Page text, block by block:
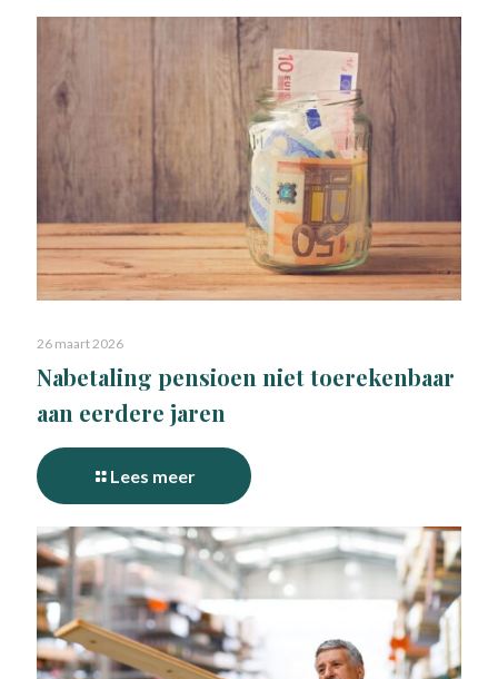
26 maart 2026
Nabetaling pensioen niet toerekenbaar
aan eerdere jaren
Lees meer